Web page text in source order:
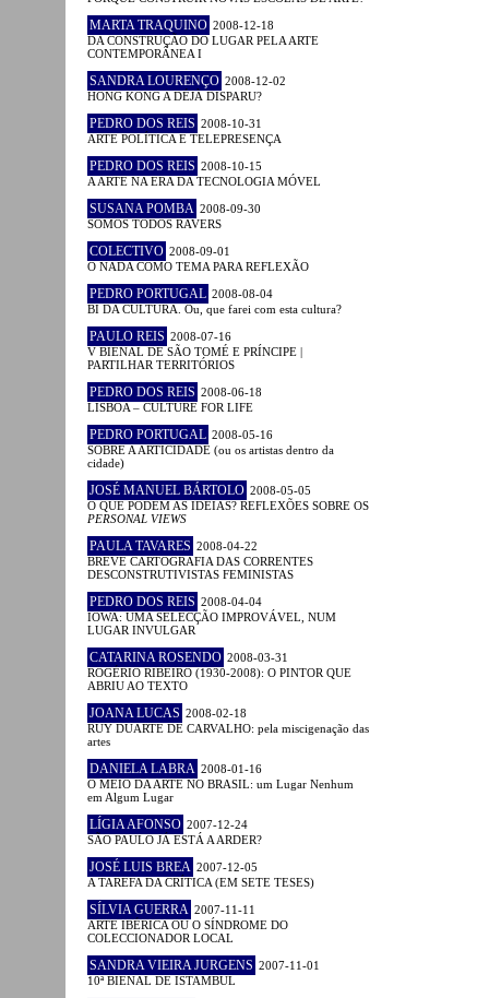
MARTA TRAQUINO 2008-12-18
DA CONSTRUÇÃO DO LUGAR PELA ARTE
CONTEMPORÂNEA I
SANDRA LOURENÇO 2008-12-02
HONG KONG A DÉJÀ DISPARU?
PEDRO DOS REIS 2008-10-31
ARTE POLÍTICA E TELEPRESENÇA
PEDRO DOS REIS 2008-10-15
A ARTE NA ERA DA TECNOLOGIA MÓVEL
SUSANA POMBA 2008-09-30
SOMOS TODOS RAVERS
COLECTIVO 2008-09-01
O NADA COMO TEMA PARA REFLEXÃO
PEDRO PORTUGAL 2008-08-04
BI DA CULTURA. Ou, que farei com esta cultura?
PAULO REIS 2008-07-16
V BIENAL DE SÃO TOMÉ E PRÍNCIPE |
PARTILHAR TERRITÓRIOS
PEDRO DOS REIS 2008-06-18
LISBOA – CULTURE FOR LIFE
PEDRO PORTUGAL 2008-05-16
SOBRE A ARTICIDADE (ou os artistas dentro da
cidade)
JOSÉ MANUEL BÁRTOLO 2008-05-05
O QUE PODEM AS IDEIAS? REFLEXÕES SOBRE OS
PERSONAL VIEWS
PAULA TAVARES 2008-04-22
BREVE CARTOGRAFIA DAS CORRENTES
DESCONSTRUTIVISTAS FEMINISTAS
PEDRO DOS REIS 2008-04-04
IOWA: UMA SELECÇÃO IMPROVÁVEL, NUM
LUGAR INVULGAR
CATARINA ROSENDO 2008-03-31
ROGÉRIO RIBEIRO (1930-2008): O PINTOR QUE
ABRIU AO TEXTO
JOANA LUCAS 2008-02-18
RUY DUARTE DE CARVALHO: pela miscigenação das
artes
DANIELA LABRA 2008-01-16
O MEIO DA ARTE NO BRASIL: um Lugar Nenhum
em Algum Lugar
LÍGIA AFONSO 2007-12-24
SÃO PAULO JÁ ESTÁ A ARDER?
JOSÉ LUIS BREA 2007-12-05
A TAREFA DA CRÍTICA (EM SETE TESES)
SÍLVIA GUERRA 2007-11-11
ARTE IBÉRICA OU O SÍNDROME DO
COLECCIONADOR LOCAL
SANDRA VIEIRA JURGENS 2007-11-01
10ª BIENAL DE ISTAMBUL